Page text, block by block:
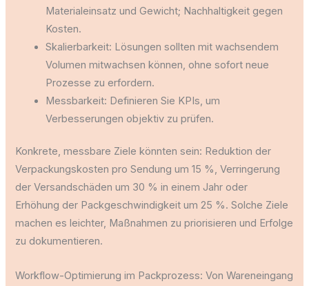
Materialeinsatz und Gewicht; Nachhaltigkeit gegen
Kosten.
Skalierbarkeit: Lösungen sollten mit wachsendem
Volumen mitwachsen können, ohne sofort neue
Prozesse zu erfordern.
Messbarkeit: Definieren Sie KPIs, um
Verbesserungen objektiv zu prüfen.
Konkrete, messbare Ziele könnten sein: Reduktion der
Verpackungskosten pro Sendung um 15 %, Verringerung
der Versandschäden um 30 % in einem Jahr oder
Erhöhung der Packgeschwindigkeit um 25 %. Solche Ziele
machen es leichter, Maßnahmen zu priorisieren und Erfolge
zu dokumentieren.
Workflow-Optimierung im Packprozess: Von Wareneingang